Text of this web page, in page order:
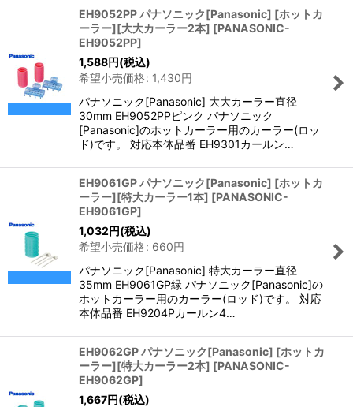
EH9052PP パナソニック[Panasonic] [ホットカ
ーラー][大大カーラー2本] [PANASONIC-
EH9052PP]
1,588円(税込)
希望小売価格: 1,430円
パナソニック[Panasonic] 大大カーラー直径
30mm EH9052PPピンク パナソニック
[Panasonic]のホットカーラー用のカーラー(ロッ
ド)です。 対応本体品番 EH9301カールン…
EH9061GP パナソニック[Panasonic] [ホットカ
ーラー][特大カーラー1本] [PANASONIC-
EH9061GP]
1,032円(税込)
希望小売価格: 660円
パナソニック[Panasonic] 特大カーラー直径
35mm EH9061GP緑 パナソニック[Panasonic]の
ホットカーラー用のカーラー(ロッド)です。 対応
本体品番 EH9204Pカールン4…
EH9062GP パナソニック[Panasonic] [ホットカ
ーラー][特大カーラー2本] [PANASONIC-
EH9062GP]
1,667円(税込)